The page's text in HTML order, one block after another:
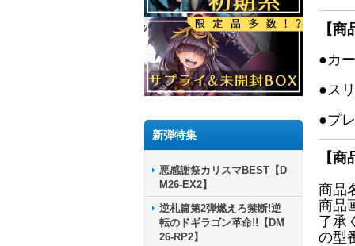
新弾特集
悪感謝祭カリスマBEST【D
M26-EX2】
逆札篇第2弾燃えろ禁断!逆
転のドギラゴン革命!!【DM
26-RP2】
【
●カ
●ス
●プ
【
商品
商品
了承
の型